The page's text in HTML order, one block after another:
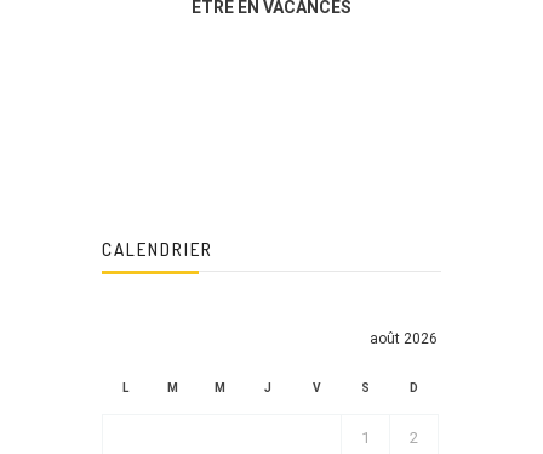
ÊTRE EN VACANCES
CALENDRIER
août 2026
L M M J V S D
1 2